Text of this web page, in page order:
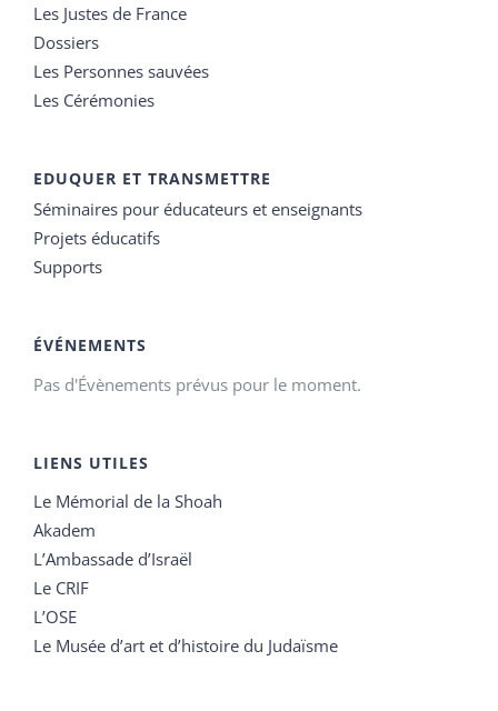
Les Justes de France
Dossiers
Les Personnes sauvées
Les Cérémonies
EDUQUER ET TRANSMETTRE
Séminaires pour éducateurs et enseignants
Projets éducatifs
Supports
ÉVÉNEMENTS
Pas d'Évènements prévus pour le moment.
LIENS UTILES
Le Mémorial de la Shoah
Akadem
L’Ambassade d’Israël
Le CRIF
L’OSE
Le Musée d’art et d’histoire du Judaïsme